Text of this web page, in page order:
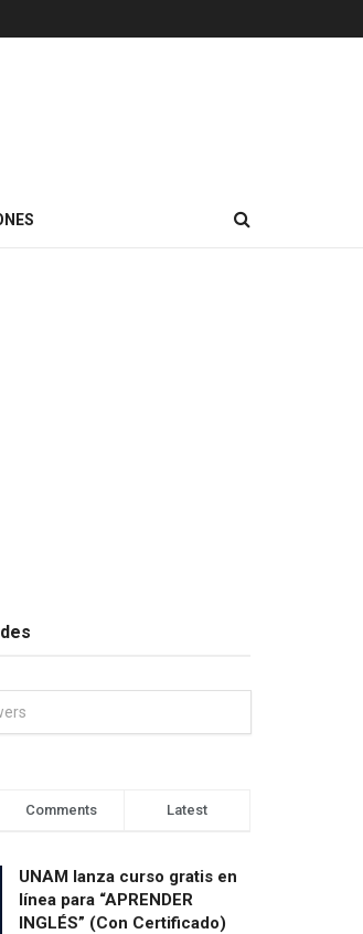
Comments Latest
UNAM lanza curso gratis en
línea para “APRENDER
INGLÉS” (Con Certificado)